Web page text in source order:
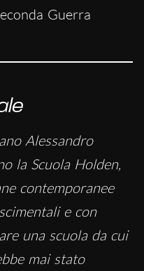
Guerra
Alessandro
la Scuola Holden,
contemporanee
e con
una scuola da cui
mai stato